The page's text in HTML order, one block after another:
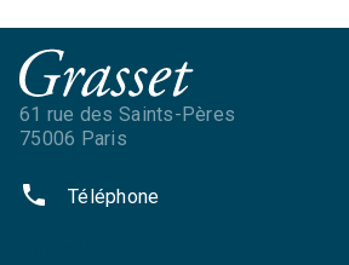
61 rue des Saints-Pères
75006 Paris
phone Téléphone